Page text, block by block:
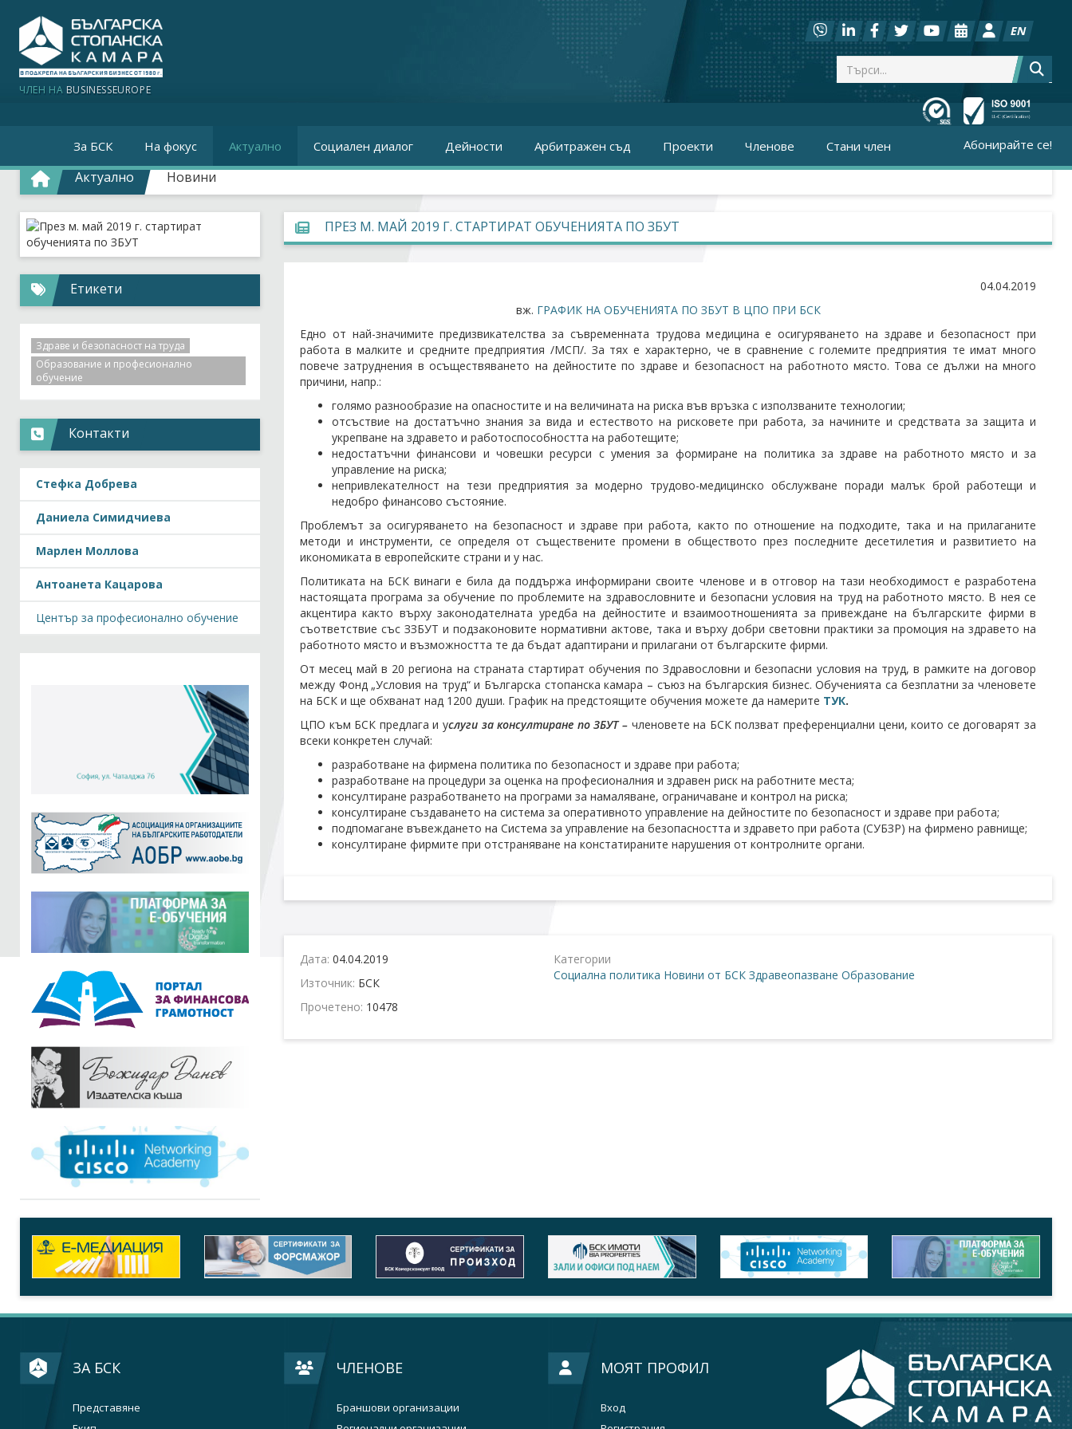
ЧЛЕН НА BUSINESSEUROPE
EN
За БСК На фокус Актуално Социален диалог Дейности Арбитражен съд Проекти Членове Стани член Абонирайте се!
Актуално Новини
ПРЕЗ М. МАЙ 2019 Г. СТАРТИРАТ ОБУЧЕНИЯТА ПО ЗБУТ
04.04.2019
вж. ГРАФИК НА ОБУЧЕНИЯТА ПО ЗБУТ В ЦПО ПРИ БСК
Едно от най-значимите предизвикателства за съвременната трудова медицина е осигуряването на здраве и безопасност при
работа в малките и средните предприятия /МСП/. За тях е характерно, че в сравнение с големите предприятия те имат много
повече затруднения в осъществяването на дейностите по здраве и безопасност на работното място. Това се дължи на много
причини, напр.:
голямо разнообразие на опасностите и на величината на риска във връзка с използваните технологии;
отсъствие на достатъчно знания за вида и естеството на рисковете при работа, за начините и средствата за защита и
укрепване на здравето и работоспособността на работещите;
недостатъчни финансови и човешки ресурси с умения за формиране на политика за здраве на работното място и за
управление на риска;
непривлекателност на тези предприятия за модерно трудово-медицинско обслужване поради малък брой работещи и
недобро финансово състояние.
Проблемът за осигуряването на безопасност и здраве при работа, както по отношение на подходите, така и на прилаганите
методи и инструменти, се определя от съществените промени в обществото през последните десетилетия и развитието на
икономиката в европейските страни и у нас.
Политиката на БСК винаги е била да поддържа информирани своите членове и в отговор на тази необходимост е разработена
настоящата програма за обучение по проблемите на здравословните и безопасни условия на труд на работното място. В нея се
акцентира както върху законодателната уредба на дейностите и взаимоотношенията за привеждане на българските фирми в
съответствие със ЗЗБУТ и подзаконовите нормативни актове, така и върху добри световни практики за промоция на здравето на
работното място и възможността те да бъдат адаптирани и прилагани от българските фирми.
От месец май в 20 региона на страната стартират обучения по Здравословни и безопасни условия на труд, в рамките на договор
между Фонд „Условия на труд“ и Българска стопанска камара – съюз на българския бизнес. Обученията са безплатни за членовете
на БСК и ще обхванат над 1200 души. График на предстоящите обучения можете да намерите ТУК.
ЦПО към БСК предлага и услуги за консултиране по ЗБУТ – членовете на БСК ползват преференциални цени, които се договарят за
всеки конкретен случай:
разработване на фирмена политика по безопасност и здраве при работа;
разработване на процедури за оценка на професионалния и здравен риск на работните места;
консултиране разработването на програми за намаляване, ограничаване и контрол на риска;
консултиране създаването на система за оперативното управление на дейностите по безопасност и здраве при работа;
подпомагане въвеждането на Система за управление на безопасността и здравето при работа (СУБЗР) на фирмено равнище;
консултиране фирмите при отстраняване на констатираните нарушения от контролните органи.
Дата: 04.04.2019
Източник: БСК
Прочетено: 10478
Категории
Социална политика Новини от БСК Здравеопазване Образование
Етикети
Здраве и безопасност на труда
Образование и професионално
обучение
Контакти
Стефка Добрева
Даниела Симидчиева
Марлен Моллова
Антоанета Кацарова
Център за професионално обучение
ЗА БСК
Представяне
ЧЛЕНОВЕ
Браншови организации
МОЯТ ПРОФИЛ
Вход